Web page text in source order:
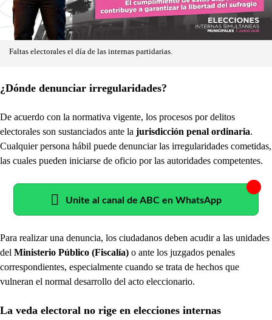
Faltas electorales el día de las internas partidarias.
¿Dónde denunciar irregularidades?
De acuerdo con la normativa vigente, los procesos por delitos
electorales son sustanciados ante la jurisdicción penal ordinaria.
Cualquier persona hábil puede denunciar las irregularidades cometidas,
las cuales pueden iniciarse de oficio por las autoridades competentes.
Unite al canal de ABC en WhatsApp
Para realizar una denuncia, los ciudadanos deben acudir a las unidades
del Ministerio Público (Fiscalía) o ante los juzgados penales
correspondientes, especialmente cuando se trata de hechos que
vulneran el normal desarrollo del acto eleccionario.
La veda electoral no rige en elecciones internas